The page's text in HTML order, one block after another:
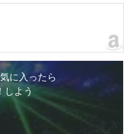
に入ったら
しよう